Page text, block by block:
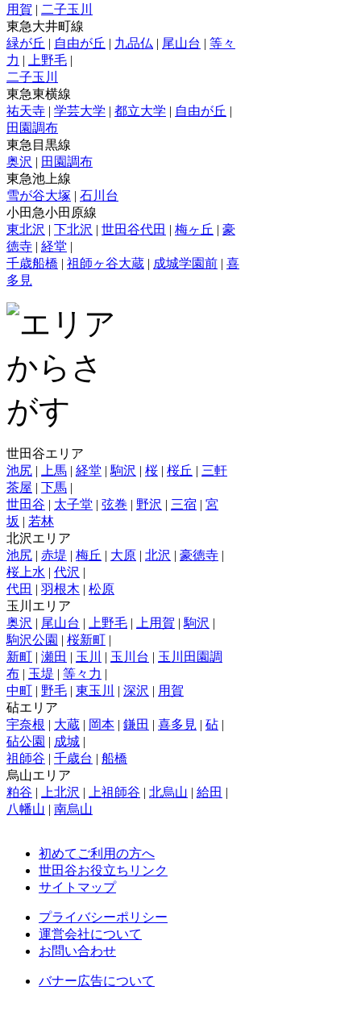
用賀 | 二子玉川
東急大井町線
緑が丘 | 自由が丘 | 九品仏 | 尾山台 | 等々
力 | 上野毛 |
二子玉川
東急東横線
祐天寺 | 学芸大学 | 都立大学 | 自由が丘 |
田園調布
東急目黒線
奥沢 | 田園調布
東急池上線
雪が谷大塚 | 石川台
小田急小田原線
東北沢 | 下北沢 | 世田谷代田 | 梅ヶ丘 | 豪
徳寺 | 経堂 |
千歳船橋 | 祖師ヶ谷大蔵 | 成城学園前 | 喜
多見
世田谷エリア
池尻 | 上馬 | 経堂 | 駒沢 | 桜 | 桜丘 | 三軒
茶屋 | 下馬 |
世田谷 | 太子堂 | 弦巻 | 野沢 | 三宿 | 宮
坂 | 若林
北沢エリア
池尻 | 赤堤 | 梅丘 | 大原 | 北沢 | 豪徳寺 |
桜上水 | 代沢 |
代田 | 羽根木 | 松原
玉川エリア
奥沢 | 尾山台 | 上野毛 | 上用賀 | 駒沢 |
駒沢公園 | 桜新町 |
新町 | 瀬田 | 玉川 | 玉川台 | 玉川田園調
布 | 玉堤 | 等々力 |
中町 | 野毛 | 東玉川 | 深沢 | 用賀
砧エリア
宇奈根 | 大蔵 | 岡本 | 鎌田 | 喜多見 | 砧 |
砧公園 | 成城 |
祖師谷 | 千歳台 | 船橋
烏山エリア
粕谷 | 上北沢 | 上祖師谷 | 北烏山 | 給田 |
八幡山 | 南烏山
初めてご利用の方へ
世田谷お役立ちリンク
サイトマップ
プライバシーポリシー
運営会社について
お問い合わせ
バナー広告について